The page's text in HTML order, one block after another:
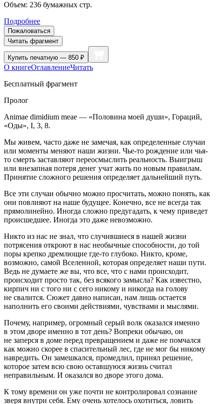
Объем: 236 бумажных стр.
Подробнее
Пожаловаться
Читать фрагмент
Купить печатную — 850 ₽
О книгеОглавлениеЧитать
Бесплатный фрагмент
Пролог
Animae dimidium meae — «Половина моей души», Гораций,
«Оды», I, 3, 8.
Мы живем, часто даже не замечая, как определенные случаи
или моменты меняют наши жизни. Чье-то рождение или чья-
то смерть заставляют переосмыслить реальность. Выигрыш
или внезапная потеря денег учат жить по новым правилам.
Принятие сложного решения определяет дальнейший путь.
Все эти случаи обычно можно просчитать, можно понять, как
они повлияют на наше будущее. Конечно, все не всегда так
прямолинейно. Иногда сложно предугадать, к чему приведет
происшедшее. Иногда это даже невозможно.
Никто из нас не знал, что случившиеся в нашей жизни
потрясения откроют в нас необычные способности, до той
поры крепко дремлющие где-то глубоко. Никто, кроме,
возможно, самой Вселенной, которая определяет наши пути.
Ведь не думаете же вы, что все, что с нами происходит,
происходит просто так, без всякого замысла? Как известно,
кирпич ни с того ни с сего никому и никогда на голову
не свалится. Сюжет давно написан, нам лишь остается
наполнить его своими действиями, чувствами и мыслями.
Почему, например, огромный серый волк оказался именно
в этом дворе именно в тот день? Вопреки обычаю, он
не заперся в доме перед превращением и даже не помчался
как можно скорее в спасительный лес, где не мог бы никому
навредить. Он замешкался, промедлил, принял решение,
которое затем всю свою оставшуюся жизнь считал
неправильным. И оказался во дворе этого дома.
К тому времени он уже почти не контролировал сознание
зверя внутри себя. Ему очень хотелось охотиться, ловить